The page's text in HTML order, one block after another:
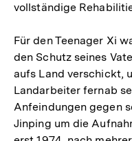
vollständige
Für den Teenager Xi
den Schutz seines
aufs Land verschickt,
Landarbeiter fernab
Anfeindungen gegen
Jinping um die